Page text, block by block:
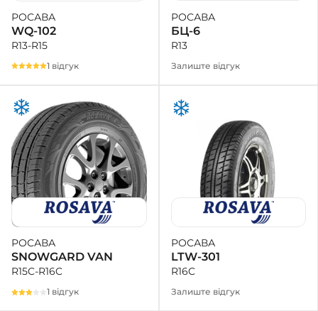
РОСАВА
WQ-102
R13-R15
1 відгук
РОСАВА
БЦ-6
R13
Залиште відгук
РОСАВА
SNOWGARD VAN
R15C-R16C
1 відгук
РОСАВА
LTW-301
R16C
Залиште відгук